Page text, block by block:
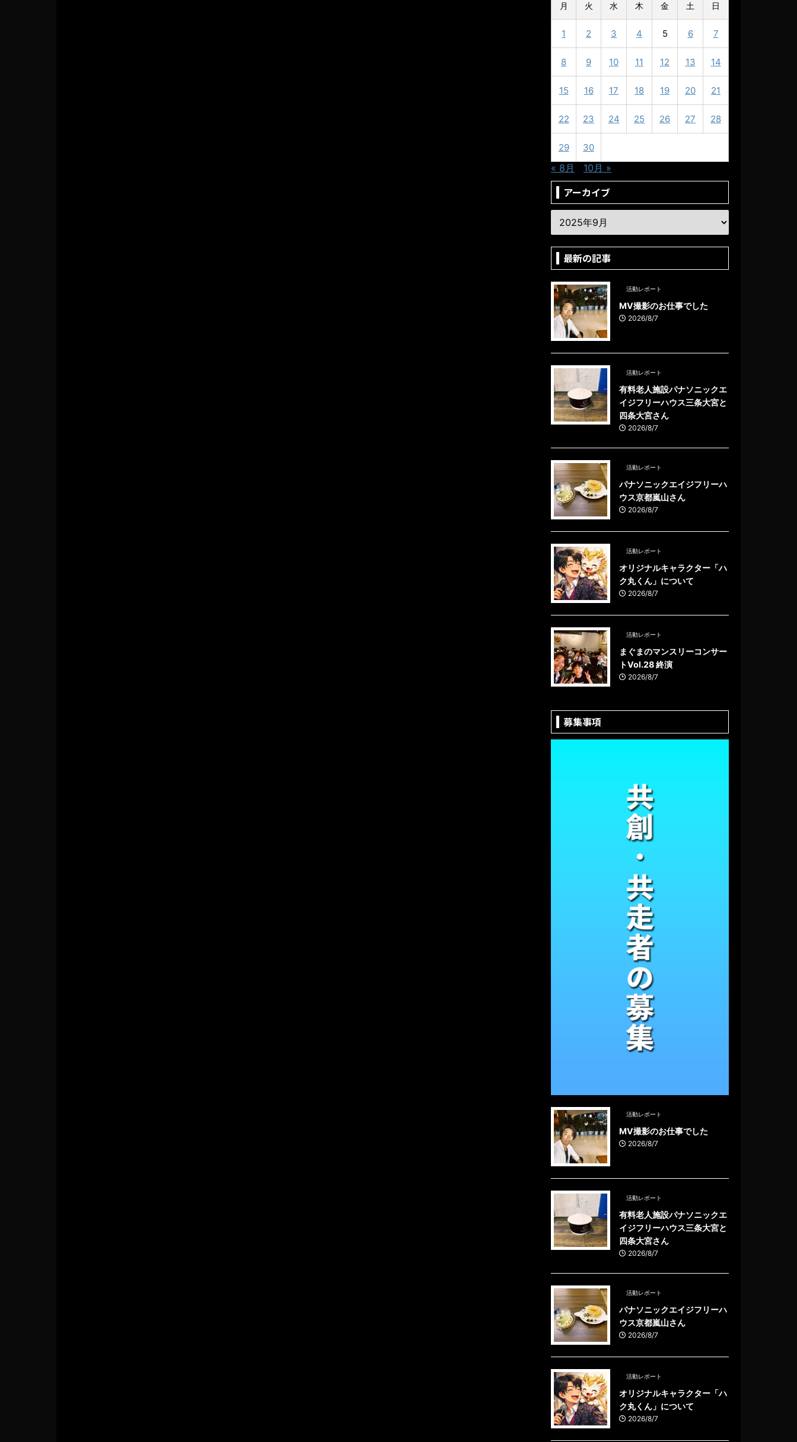
月 火 水 木 金 土 日
1 2 3 4 5 6 7
8 9 10 11 12 13 14
15 16 17 18 19 20 21
22 23 24 25 26 27 28
29 30
« 8月 10月 »
アーカイブ
最新の記事
活動レポート
MV撮影のお仕事でした
2026/8/7
活動レポート
有料老人施設パナソニックエ
イジフリーハウス三条大宮と
四条大宮さん
2026/8/7
活動レポート
パナソニックエイジフリーハ
ウス京都嵐山さん
2026/8/7
活動レポート
オリジナルキャラクター「ハ
ク丸くん」について
2026/8/7
活動レポート
まぐまのマンスリーコンサー
トVol.28 終演
2026/8/7
募集事項
活動レポート
MV撮影のお仕事でした
2026/8/7
活動レポート
有料老人施設パナソニックエ
イジフリーハウス三条大宮と
四条大宮さん
2026/8/7
活動レポート
パナソニックエイジフリーハ
ウス京都嵐山さん
2026/8/7
活動レポート
オリジナルキャラクター「ハ
ク丸くん」について
2026/8/7